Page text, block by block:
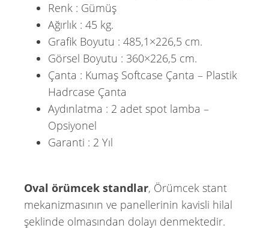
Renk : Gümüş
Ağırlık : 45 kg.
Grafik Boyutu : 485,1×226,5 cm.
Görsel Boyutu : 360×226,5 cm.
Çanta : Kumaş Softcase Çanta – Plastik
Hadrcase Çanta
Aydınlatma : 2 adet spot lamba –
Opsiyonel
Garanti : 2 Yıl
Oval örümcek standlar, Örümcek stant
mekanizmasının ve panellerinin kavisli hilal
şeklinde olmasından dolayı denmektedir.